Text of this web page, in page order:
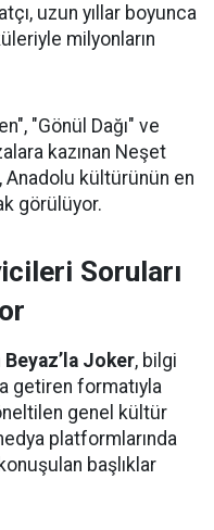
uzun yıllar boyunca
milyonların
"Gönül Dağı" ve
kazınan Neşet
Anadolu kültürünün en
görülüyor.
Soruları
Beyaz’la Joker, bilgi
getiren formatıyla
genel kültür
platformlarında
başlıklar